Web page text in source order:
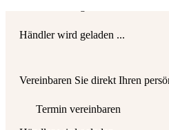
Händler wird geladen ...
Vereinbaren Sie direkt Ihren
Termin vereinbaren